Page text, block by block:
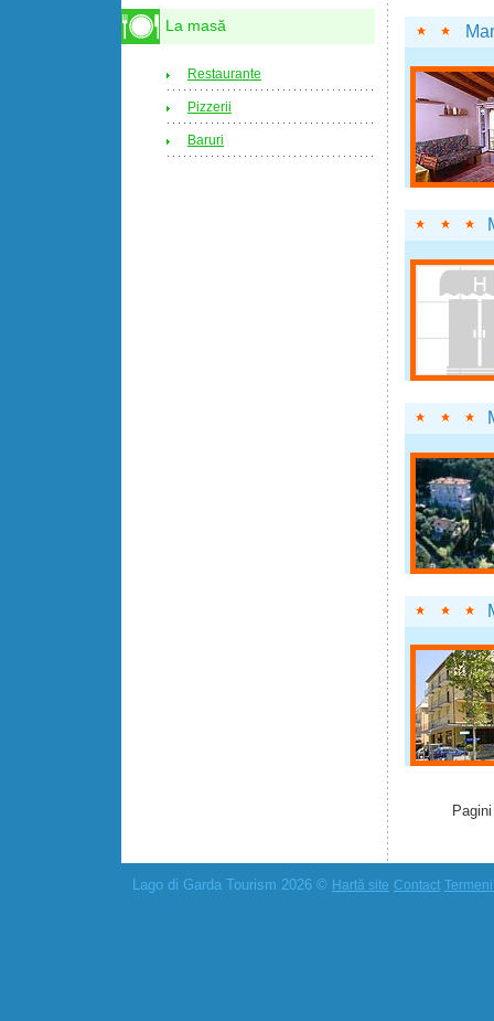
La masă
Restaurante
Pizzerii
Baruri
Lago di Garda Tourism 2026 © Hartă site Contact